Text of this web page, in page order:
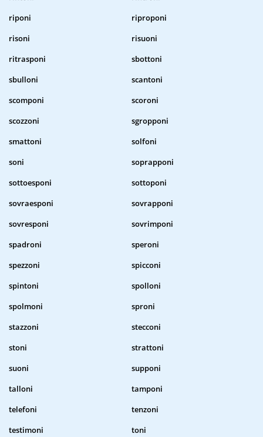
riponi
riproponi
risoni
risuoni
ritrasponi
sbottoni
sbulloni
scantoni
scomponi
scoroni
scozzoni
sgropponi
smattoni
solfoni
soni
soprapponi
sottoesponi
sottoponi
sovraesponi
sovrapponi
sovresponi
sovrimponi
spadroni
speroni
spezzoni
spicconi
spintoni
spolloni
spolmoni
sproni
stazzoni
stecconi
stoni
strattoni
suoni
supponi
talloni
tamponi
telefoni
tenzoni
testimoni
toni